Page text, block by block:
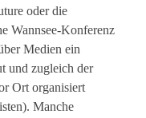
oder die
Wannsee-Konferenz
Medien ein
und zugleich der
Ort organisiert
Manche